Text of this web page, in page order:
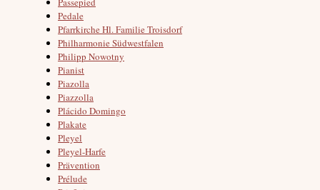
Pedale
Pfarrkirche Hl. Familie Troisdorf
Philharmonie Südwestfalen
Philipp Nowotny
Pianist
Piazolla
Piazzolla
Plácido Domingo
Plakate
Pleyel
Pleyel-Harfe
Prävention
Prélude